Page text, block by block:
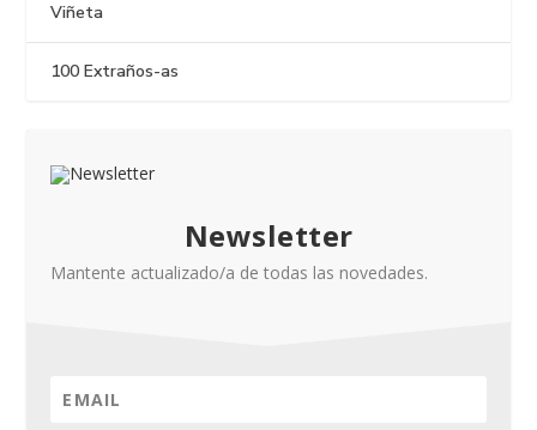
Viñeta
100 Extraños-as
Newsletter
Mantente actualizado/a de todas las novedades.